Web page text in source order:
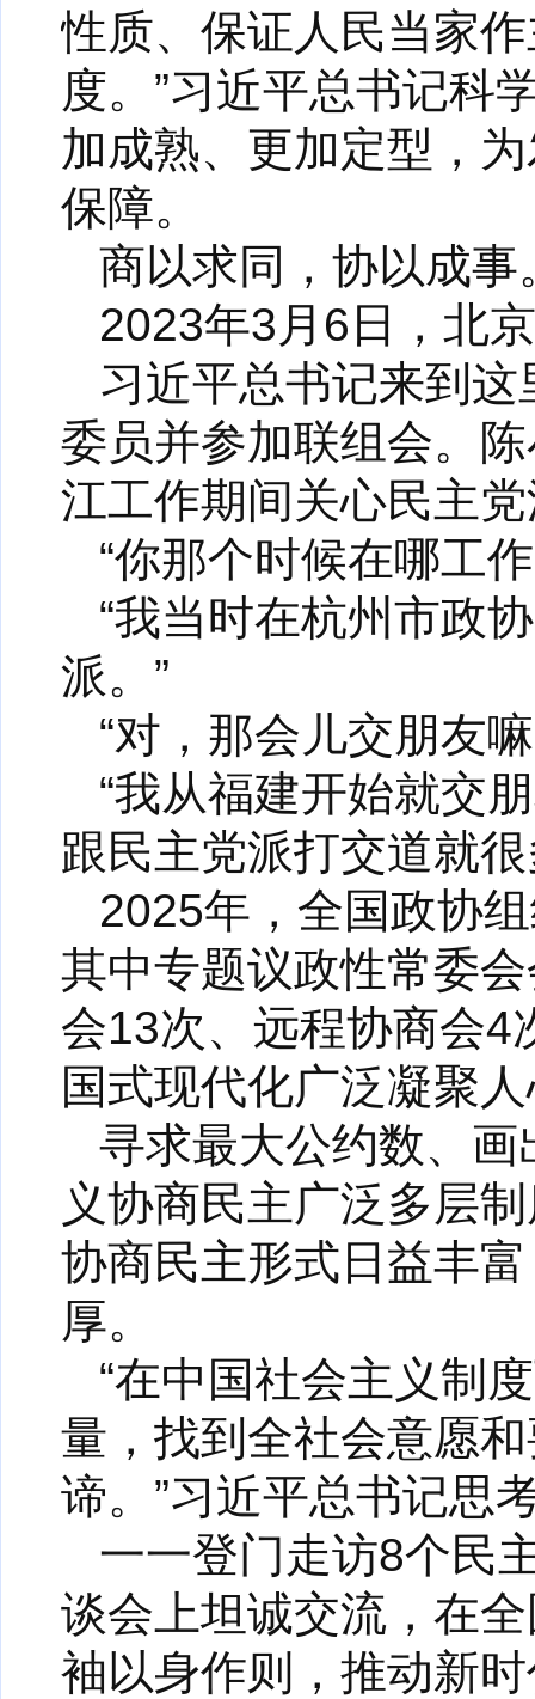
性质、保证人民当家
度。”习近平总书记科
加成熟、更加定型，
保障。
商以求同，协以成
2023年3月6日，北
习近平总书记来到
委员并参加联组会。
江工作期间关心民主
“你那个时候在哪工
“我当时在杭州市政
派。”
“对，那会儿交朋友
“我从福建开始就交
跟民主党派打交道就
2025年，全国政协
其中专题议政性常委
会13次、远程协商会
国式现代化广泛凝聚
寻求最大公约数、
义协商民主广泛多层
协商民主形式日益丰
厚。
“在中国社会主义制
量，找到全社会意愿
谛。”习近平总书记思
一一登门走访8个民
谈会上坦诚交流，在
袖以身作则，推动新